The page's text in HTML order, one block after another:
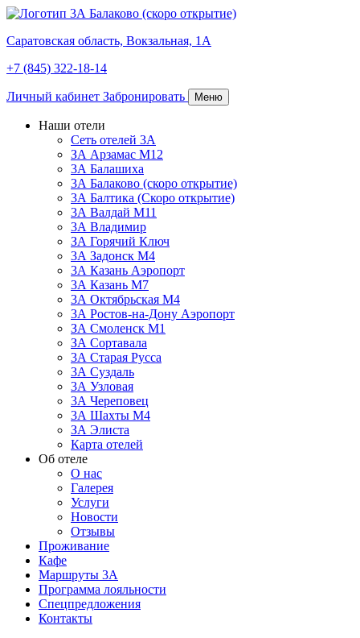
Саратовская область, Вокзальная, 1А
+7 (845) 322-18-14
Личный кабинет Забронировать Меню
Наши отели
Сеть отелей 3А
ЗА Арзамас М12
3А Балашиха
3А Балаково (скоро открытие)
3А Балтика (Скоро открытие)
3А Валдай М11
3А Владимир
ЗА Горячий Ключ
3А Задонск М4
3А Казань Аэропорт
3А Казань M7
3А Октябрьская М4
3А Ростов-на-Дону Аэропорт
ЗА Смоленск М1
ЗА Сортавала
3А Старая Русса
3А Суздаль
3А Узловая
3А Череповец
3А Шахты М4
ЗА Элиста
Карта отелей
Об отеле
О нас
Галерея
Услуги
Новости
Отзывы
Проживание
Кафе
Маршруты 3А
Программа лояльности
Спецпредложения
Контакты